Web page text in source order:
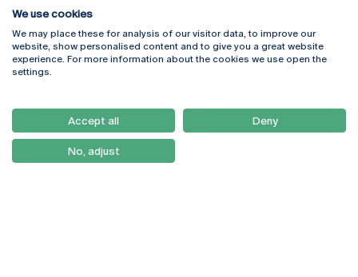
Rua Diogo Botelho 1327
4169-005 Porto
+351 226 196 240
Campus Online
Webmail
Como Chegar
Newsletter
We use cookies
We may place these for analysis of our visitor data, to improve our
website, show personalised content and to give you a great website
experience. For more information about the cookies we use open the
settings.
Accept all Deny
No, adjust